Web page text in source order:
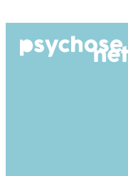
naar